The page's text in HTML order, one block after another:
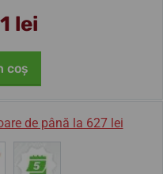
lei
coş
de până la 627 lei